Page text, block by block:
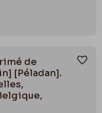
de
[Péladan].